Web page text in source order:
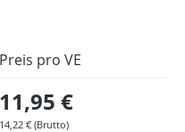
Preis pro VE
11,95 €
14,22 € (Brutto)